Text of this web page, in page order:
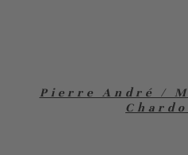
Pierre André /